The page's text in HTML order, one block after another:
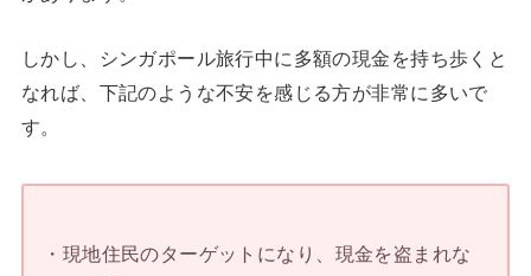
しかし、シンガポール旅行中に多額の現金を持ち歩くと
なれば、下記のような不安を感じる方が非常に多いで
す。
・現地住民のターゲットになり、現金を盗まれな